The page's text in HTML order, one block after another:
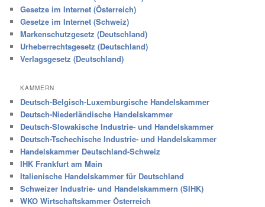
Gesetze im Internet (Österreich)
Gesetze im Internet (Schweiz)
Markenschutzgesetz (Deutschland)
Urheberrechtsgesetz (Deutschland)
Verlagsgesetz (Deutschland)
KAMMERN
Deutsch-Belgisch-Luxemburgische Handelskammer
Deutsch-Niederländische Handelskammer
Deutsch-Slowakische Industrie- und Handelskammer
Deutsch-Tschechische Industrie- und Handelskammer
Handelskammer Deutschland-Schweiz
IHK Frankfurt am Main
Italienische Handelskammer für Deutschland
Schweizer Industrie- und Handelskammern (SIHK)
WKO Wirtschaftskammer Österreich